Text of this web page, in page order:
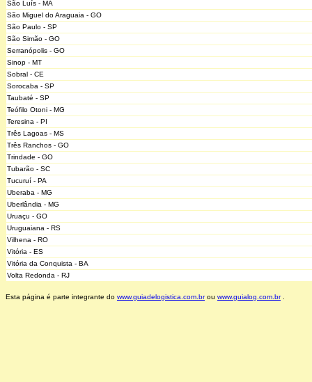
São Luís - MA
São Miguel do Araguaia - GO
São Paulo - SP
São Simão - GO
Serranópolis - GO
Sinop - MT
Sobral - CE
Sorocaba - SP
Taubaté - SP
Teófilo Otoni - MG
Teresina - PI
Três Lagoas - MS
Três Ranchos - GO
Trindade - GO
Tubarão - SC
Tucuruí - PA
Uberaba - MG
Uberlândia - MG
Uruaçu - GO
Uruguaiana - RS
Vilhena - RO
Vitória - ES
Vitória da Conquista - BA
Volta Redonda - RJ
Esta página é parte integrante do www.guiadelogistica.com.brou www.guialog.com.br.